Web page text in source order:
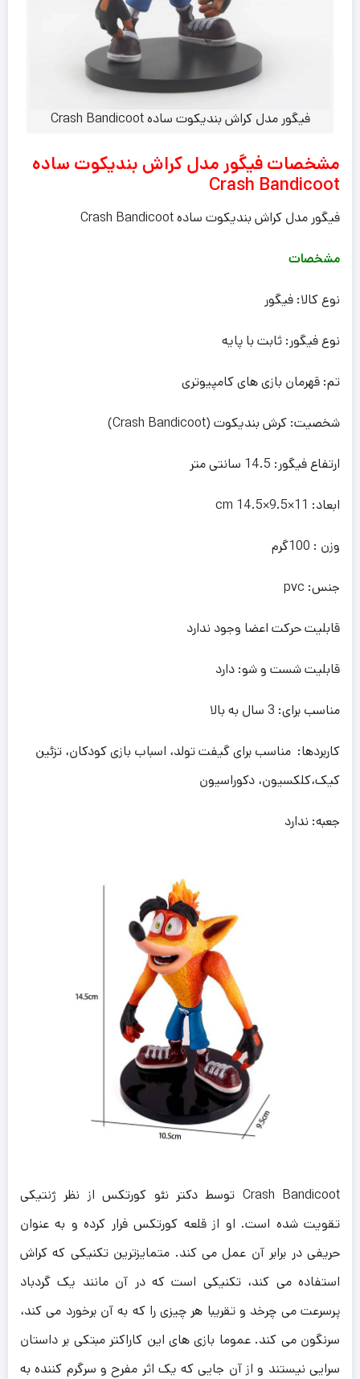
فیگور مدل کراش بندیکوت ساده Crash Bandicoot
مشخصات فیگور مدل کراش بندیکوت ساده
Crash Bandicoot
فیگور مدل کراش بندیکوت ساده Crash Bandicoot
مشخصات
نوع کالا: فیگور
نوع فیگور: ثابت با پایه
تم: قهرمان بازی های کامپیوتری
شخصیت: کرش بندیکوت (Crash Bandicoot)
ارتفاع فیگور: 14.5 سانتی متر
ابعاد: 11×9.5×14.5 cm
وزن : 100گرم
جنس: pvc
قابلیت حرکت اعضا وجود ندارد
قابلیت شست و شو: دارد
مناسب برای: 3 سال به بالا
کاربردها: مناسب برای گیفت تولد، اسباب بازی کودکان، تزئین
کیک،کلکسیون، دکوراسیون
جعبه: ندارد
Crash Bandicoot توسط دکتر نئو کورتکس از نظر ژنتیکی
تقویت شده است. او از قلعه کورتکس فرار کرده و به عنوان
حریفی در برابر آن عمل می کند. متمایزترین تکنیکی که کراش
استفاده می کند، تکنیکی است که در آن مانند یک گردباد
پرسرعت می چرخد و تقریبا هر چیزی را که به آن برخورد می کند،
سرنگون می کند. عموما بازی های این کاراکتر مبتکی بر داستان
سرایی نیستند و از آن جایی که یک اثر مفرح و سرگرم کننده به